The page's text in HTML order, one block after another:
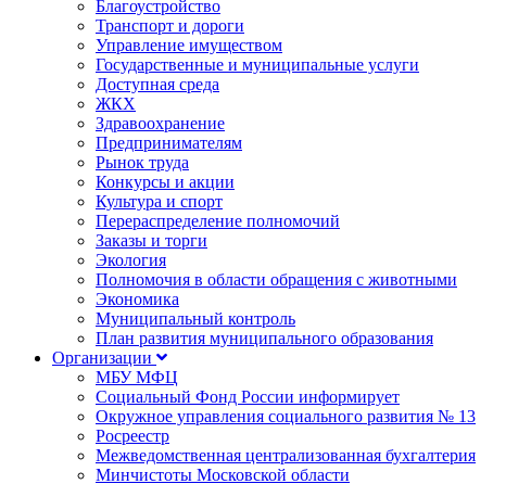
Благоустройство
Транспорт и дороги
Управление имуществом
Государственные и муниципальные услуги
Доступная среда
ЖКХ
Здравоохранение
Предпринимателям
Рынок труда
Конкурсы и акции
Культура и спорт
Перераспределение полномочий
Заказы и торги
Экология
Полномочия в области обращения с животными
Экономика
Муниципальный контроль
План развития муниципального образования
Организации
МБУ МФЦ
Социальный Фонд России информирует
Окружное управления социального развития № 13
Росреестр
Межведомственная централизованная бухгалтерия
Минчистоты Московской области